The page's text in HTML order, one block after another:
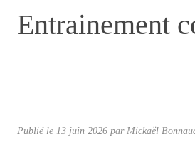
Entrainement
Publié le 13 juin 2026 par Mickaël